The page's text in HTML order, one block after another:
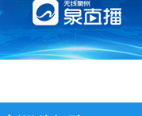
【专题】学习贯